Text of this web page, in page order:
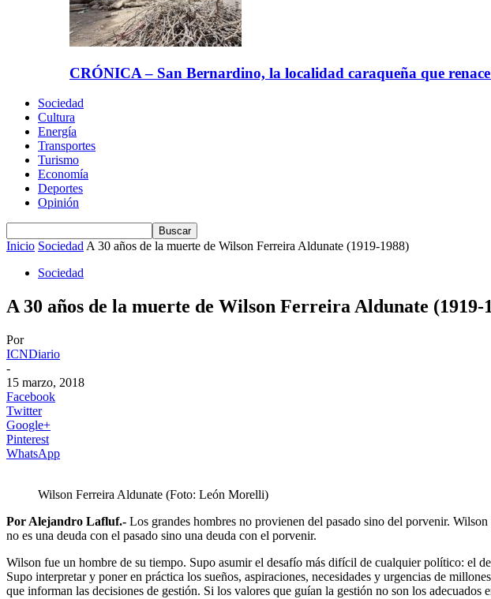
CRÓNICA – San Bernardino, la localidad caraqueña que renace
Sociedad
Cultura
Energía
Transportes
Turismo
Economía
Deportes
Opinión
Inicio SociedadA 30 años de la muerte de Wilson Ferreira Aldunate (1919-1988)
Sociedad
A 30 años de la muerte de Wilson Ferreira Aldunate (1919-
Por
ICNDiario
-
15 marzo, 2018
Facebook
Twitter
Google+
Pinterest
WhatsApp
Wilson Ferreira Aldunate (Foto: León Morelli)
Por Alejandro Lafluf.- Los grandes hombres no provienen del pasado sino del porvenir.
no es una deuda con el pasado sino una deuda con el porvenir.
Wilson fue un hombre de su tiempo. Supo asumir el desafío más difícil de cualquier político: el
Supo interpretar y poner en práctica los sueños, aspiraciones, necesidades y urgencias de
que informan las decisiones de gestión. Si los valores que guían la gestión no son los adecuados